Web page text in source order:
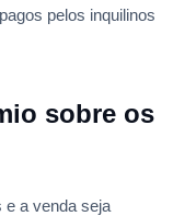
pelos inquilinos
sobre os
e a venda seja